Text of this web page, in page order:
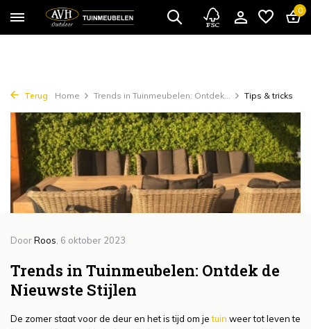
{!!% include 'snippets/cta.rain' %!!} 0
Terug Home Trends in Tuinmeubelen: Ontdek... Tips & tricks
DoorRoos , 6 oktober 2023
Trends in Tuinmeubelen: Ontdek de
Nieuwste Stijlen
De zomer staat voor de deur en het is tijd om jetuin weer tot leven te